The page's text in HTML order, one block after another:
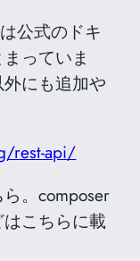
公式のドキ
っていま
にも追加や
rest-api/
。composer
こちらに載